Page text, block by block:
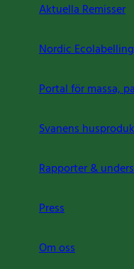
Aktuella Remisser
Nordic
Portal för massa,
Svanens
Rapporter &
Press
Om oss